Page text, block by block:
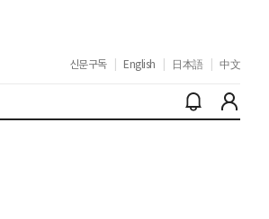
신문구독 English 日本語 中文